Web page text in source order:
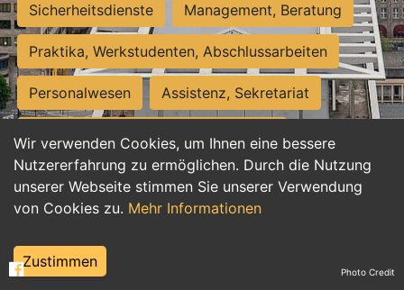
Wir verwenden Cookies, um Ihnen eine bessere
Nutzererfahrung zu ermöglichen. Durch die Nutzung
unserer Webseite stimmen Sie unserer Verwendung
von Cookies zu. Mehr Informationen
Zustimmen
Sicherheitsdienste Management, Beratung
Praktika, Werkstudenten, Abschlussarbeiten
Personalwesen Assistenz, Sekretariat
Hilfskräfte, Aushilfs- und Nebenjobs
Einkauf, Logistik, Materialwirtschaft
Weiterbildung, Studium, duale Ausbildung
Tourismus
Photo Credit